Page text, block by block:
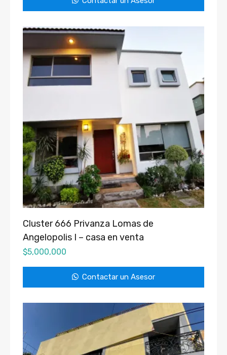
Cluster 666 Privanza Lomas de
Angelopolis I – casa en venta
$5,000,000
Contactar un Asesor